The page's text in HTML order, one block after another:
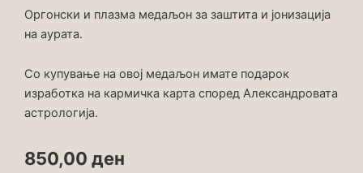
Оргонски и плазма медаљон за заштита и јонизација
на аурата.
Со купување на овој медаљон имате подарок
изработка на кармичка карта според Александровата
астрологија.
850,00 ден